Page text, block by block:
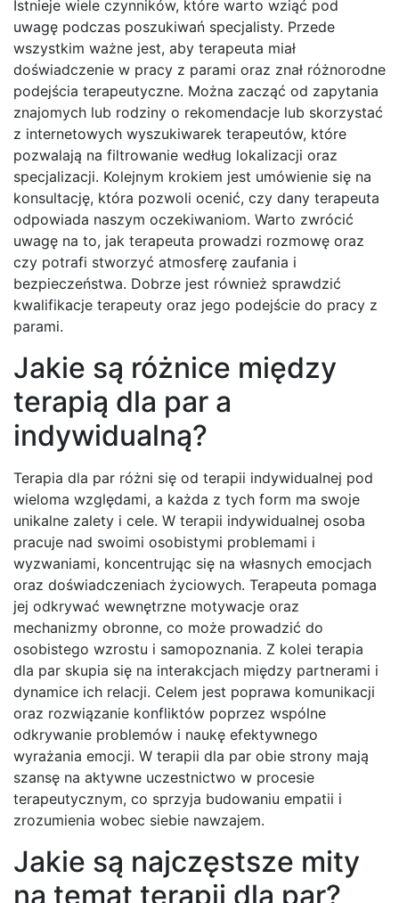
Istnieje wiele czynników, które warto wziąć pod
uwagę podczas poszukiwań specjalisty. Przede
wszystkim ważne jest, aby terapeuta miał
doświadczenie w pracy z parami oraz znał różnorodne
podejścia terapeutyczne. Można zacząć od zapytania
znajomych lub rodziny o rekomendacje lub skorzystać
z internetowych wyszukiwarek terapeutów, które
pozwalają na filtrowanie według lokalizacji oraz
specjalizacji. Kolejnym krokiem jest umówienie się na
konsultację, która pozwoli ocenić, czy dany terapeuta
odpowiada naszym oczekiwaniom. Warto zwrócić
uwagę na to, jak terapeuta prowadzi rozmowę oraz
czy potrafi stworzyć atmosferę zaufania i
bezpieczeństwa. Dobrze jest również sprawdzić
kwalifikacje terapeuty oraz jego podejście do pracy z
parami.
Jakie są różnice między
terapią dla par a
indywidualną?
Terapia dla par różni się od terapii indywidualnej pod
wieloma względami, a każda z tych form ma swoje
unikalne zalety i cele. W terapii indywidualnej osoba
pracuje nad swoimi osobistymi problemami i
wyzwaniami, koncentrując się na własnych emocjach
oraz doświadczeniach życiowych. Terapeuta pomaga
jej odkrywać wewnętrzne motywacje oraz
mechanizmy obronne, co może prowadzić do
osobistego wzrostu i samopoznania. Z kolei terapia
dla par skupia się na interakcjach między partnerami i
dynamice ich relacji. Celem jest poprawa komunikacji
oraz rozwiązanie konfliktów poprzez wspólne
odkrywanie problemów i naukę efektywnego
wyrażania emocji. W terapii dla par obie strony mają
szansę na aktywne uczestnictwo w procesie
terapeutycznym, co sprzyja budowaniu empatii i
zrozumienia wobec siebie nawzajem.
Jakie są najczęstsze mity
na temat terapii dla par?